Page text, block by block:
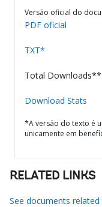
Versão oficial do
PDF oficial
TXT*
Total Downloads**
Download Stats
*A versão do texto é
unicamente em
RELATED LINKS
See documents